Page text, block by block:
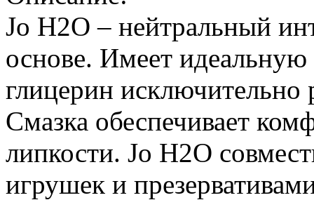
Jo H2O – нейтральный
основе. Имеет идеальную
глицерин исключительно
Смазка обеспечивает
липкости. Jo H2O
игрушек и